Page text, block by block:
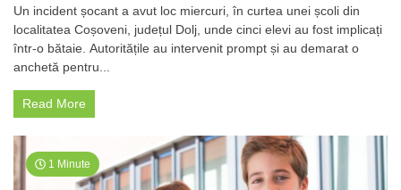
între
elevi
într-
Un incident șocant a avut loc miercuri, în curtea unei școli din
localitatea Coșoveni, județul Dolj, unde cinci elevi au fost implicați
într-o bătaie. Autoritățile au intervenit prompt și au demarat o
anchetă pentru...
Read More
1 Minute